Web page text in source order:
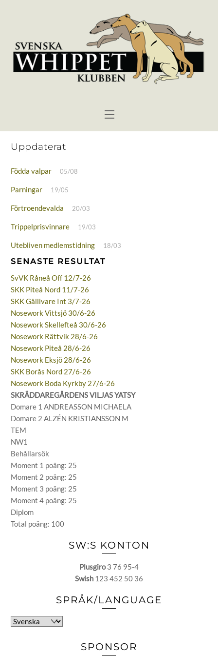
Menu
Uppdaterat
Födda valpar 05/08
Parningar 19/05
Förtroendevalda 20/03
Trippelprisvinnare 19/03
Utebliven medlemstidning 18/03
SENASTE RESULTAT
SvVK Råneå Off 12/7-26
SKK Piteå Nord 11/7-26
SKK Gällivare Int 3/7-26
Nosework Vittsjö 30/6-26
Nosework Skellefteå 30/6-26
Nosework Rättvik 28/6-26
Nosework Piteå 28/6-26
Nosework Eksjö 28/6-26
SKK Borås Nord 27/6-26
Nosework Boda Kyrkby 27/6-26
SKRÄDDAREGÅRDENS VILJAS YATSY
Domare 1 ANDREASSON MICHAELA
Domare 2 ALZÉN KRISTIANSSON M
TEM
NW1
Behållarsök
Moment 1 poäng: 25
Moment 2 poäng: 25
Moment 3 poäng: 25
Moment 4 poäng: 25
Diplom
Total poäng: 100
SW:S KONTON
Plusgiro3 76 95-4
Swish 123 452 50 36
SPRÅK/LANGUAGE
Välj
SPONSOR